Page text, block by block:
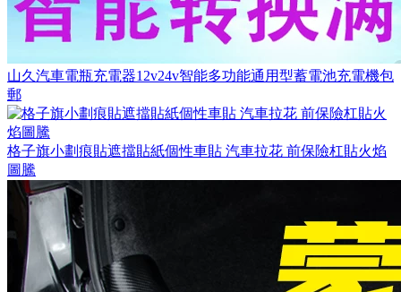
山久汽車電瓶充電器12v24v智能多功能通用型蓄電池充電機包
郵
格子旗小劃痕貼遮擋貼紙個性車貼 汽車拉花 前保險杠貼火焰
圖騰